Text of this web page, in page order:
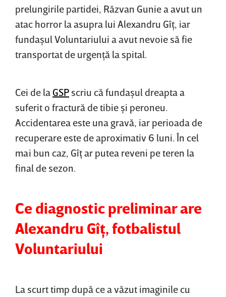
prelungirile partidei, Răzvan Gunie a avut un
atac horror la asupra lui Alexandru Gîţ, iar
fundaşul Voluntariului a avut nevoie să fie
transportat de urgenţă la spital.
Cei de la GSP scriu că fundaşul dreapta a
suferit o fractură de tibie şi peroneu.
Accidentarea este una gravă, iar perioada de
recuperare este de aproximativ 6 luni. În cel
mai bun caz, Gîţ ar putea reveni pe teren la
final de sezon.
Ce diagnostic preliminar are
Alexandru Gîţ, fotbalistul
Voluntariului
La scurt timp după ce a văzut imaginile cu